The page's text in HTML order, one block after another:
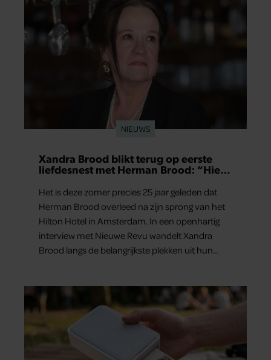
NIEUWS
Xandra Brood blikt terug op eerste
liefdesnest met Herman Brood: “Hier
Het is deze zomer precies 25 jaar geleden dat
Herman Brood overleed na zijn sprong van het
Hilton Hotel in Amsterdam. In een openhartig
interview met Nieuwe Revu wandelt Xandra
Brood langs de belangrijkste plekken uit hun
aan herinneringen op. Daar begon hun leven
samen en werd dochter Lola geboren.